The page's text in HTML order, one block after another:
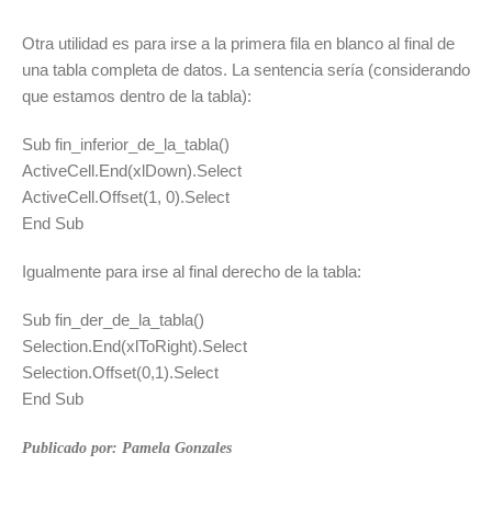
Otra utilidad es para irse a la primera fila en blanco al final de
una tabla completa de datos. La sentencia sería (considerando
que estamos dentro de la tabla):
Sub fin_inferior_de_la_tabla()
ActiveCell.End(xlDown).Select
ActiveCell.Offset(1, 0).Select
End Sub
Igualmente para irse al final derecho de la tabla:
Sub fin_der_de_la_tabla()
Selection.End(xlToRight).Select
Selection.Offset(0,1).Select
End Sub
Publicado por: Pamela Gonzales